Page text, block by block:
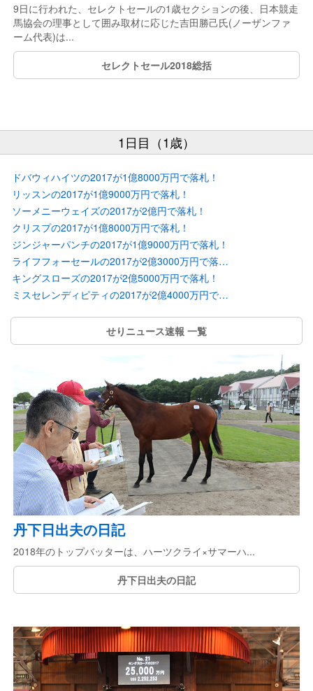
9日に行われた、セレクトセールの1歳セクションの後、日本競走
馬協会の理事として囲み取材に応じた吉田勝己氏(ノーザンファ
ーム代表)は...
セレクトセール2018総括
1日目（1歳）
ドバウィハイツの2017が1億8000万円で落札！
リッスンの2017が1億9000万円で落札！
ソーメニーウェイズの2017が2億円で落札！
クリスプの2017が1億8000万円で落札！
ジンジャーパンチの2017が1億9000万円で落札！
ライフフォーセールの2017が2億3000万円で落札！
キングスローズの2017が2億5000万円で落札！
ミスセレンディピティの2017が2億4000万円で落札！
せりニュース速報 一覧
丹下日出夫の日記
2018年のトップバッターは、ハーツクライ×サマーハ...
丹下日出夫の日記